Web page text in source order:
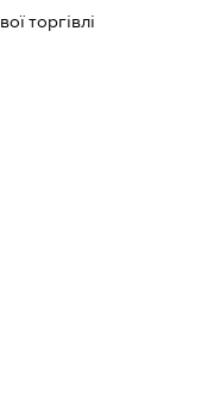
торгівлі